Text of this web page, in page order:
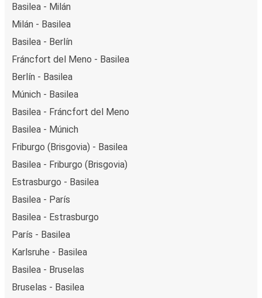
Basilea - Milán
Milán - Basilea
Basilea - Berlín
Fráncfort del Meno - Basilea
Berlín - Basilea
Múnich - Basilea
Basilea - Fráncfort del Meno
Basilea - Múnich
Friburgo (Brisgovia) - Basilea
Basilea - Friburgo (Brisgovia)
Estrasburgo - Basilea
Basilea - París
Basilea - Estrasburgo
París - Basilea
Karlsruhe - Basilea
Basilea - Bruselas
Bruselas - Basilea